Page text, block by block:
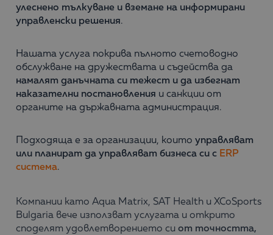
улеснено тълкуване и вземане на информирани
управленски решения.
Нашата услуга покрива пълното счетоводно
обслужване на дружествата и съдейства да
намалят данъчната си тежест и да избегнат
наказателни постановления и санкции от
органите на държавната администрация.
Подходяща е за организации, които управляват
или планират да управляват бизнеса си с ERP
система.
Компании като Aqua Matrix, SAT Health и XCoSports
Bulgaria вече използват услугата и открито
споделят удовлетворението си от точността,